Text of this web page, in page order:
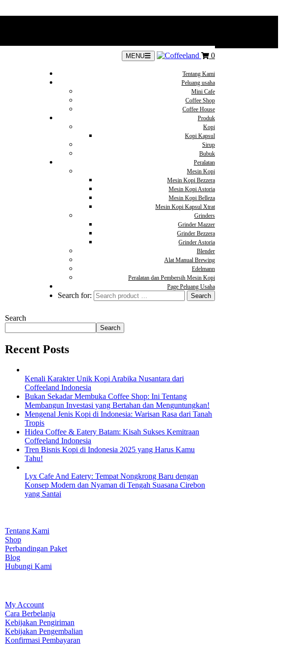
MENU 0
Tentang Kami
Peluang usaha
Mini Cafe
Coffee Shop
Coffee House
Produk
Kopi
Kopi Kapsul
Sirup
Bubuk
Peralatan
Mesin Kopi
Mesin Kopi Bezzera
Mesin Kopi Astoria
Mesin Kopi Belleza
Mesin Kopi Kapsul Xtrat
Grinders
Grinder Mazzer
Grinder Bezzera
Grinder Astoria
Blender
Alat Manual Brewing
Edelmann
Peralatan dan Pembersih Mesin Kopi
Page Peluang Usaha
Search for:
Search
Search
Recent Posts
Kenali Karakter Unik Kopi Arabika Nusantara dari
Coffeeland Indonesia
Bukan Sekadar Membuka Coffee Shop: Ini Tentang
Membangun Investasi yang Bertahan dan Menguntungkan!
Mengenal Jenis Kopi di Indonesia: Warisan Rasa dari Tanah
Tropis
Hidea Coffee & Eatery Batam: Kisah Sukses Kemitraan
Coffeeland Indonesia
Tren Bisnis Kopi di Indonesia 2025 yang Harus Kamu
Tahu!
Lyx Cafe And Eatery: Tempat Nongkrong Baru dengan
Konsep Modern dan Nyaman di Tengah Suasana Cirebon
yang Santai
Tentang Kami
Shop
Perbandingan Paket
Blog
Hubungi Kami
My Account
Cara Berbelanja
Kebijakan Pengiriman
Kebijakan Pengembalian
Konfirmasi Pembayaran